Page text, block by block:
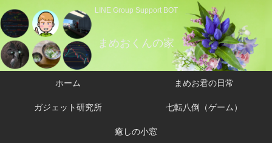
LINE Group Support BOT
まめおくんの家
ホーム まめお君の日常
ガジェット研究所 七転八倒（ゲーム）
癒しの小窓